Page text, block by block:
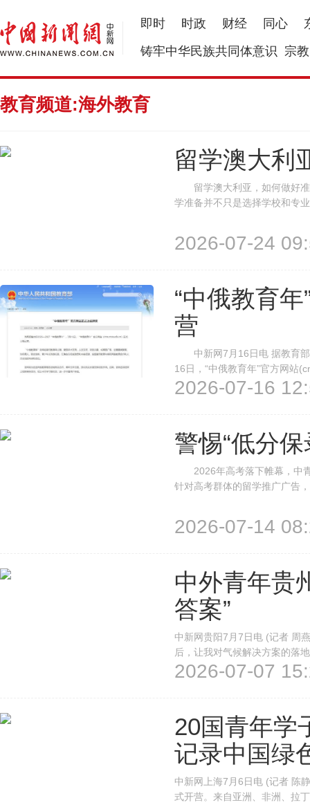
即时 时政 财经 同心
铸牢中华民族共同体意识 宗教
教育频道:海外教育
留学澳大利
留学澳大利亚，如何做好
学准备并不只是选择学校和专
2026-07-24
“中俄教育
营
中新网7月16日电 据教育部
16日，“中俄教育年”官方网
紧扣教育年主题，聚焦学术交
2026-07-16
警惕“低分
2026年高考落下帷幕，中青
针对高考群体的留学推广广告
2026-07-14
中外青年贵
答案”
中新网贵阳7月7日电 (记者 周
后，让我对气候解决方案的落
亚·安普托兹(Joshua Emptoz)
2026-07-07
20国青年学
记录中国绿
中新网上海7月6日电 (记者 陈
式开营。来自亚洲、非洲、拉